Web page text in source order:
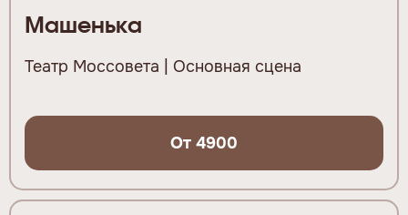
Машенька
Театр Моссовета | Основная сцена
От 4900